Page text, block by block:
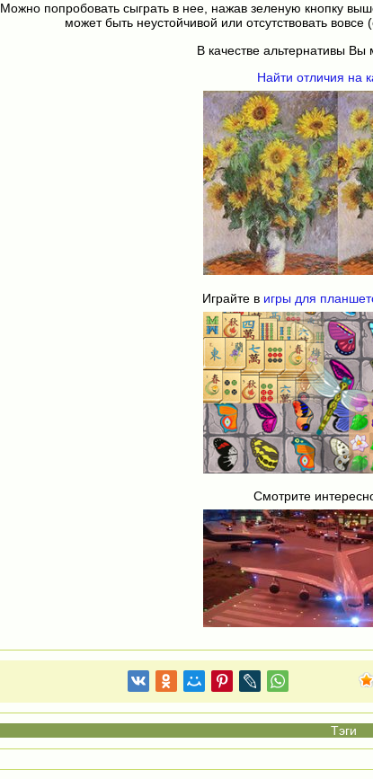
Можно попробовать сыграть в нее, нажав зеленую кнопку
может быть неустойчивой или отсутствовать
В качестве альтернативы Вы
Найти отличия на
Играйте в игры для
Смотрите